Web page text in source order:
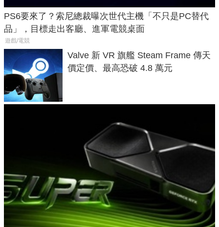
PS6要來了？索尼總裁曝次世代主機「不只是PC替代
品」，目標走出客廳、進軍電競桌面
遊戲/電競
Valve 新 VR 旗艦 Steam Frame 傳天
價定價、最高恐破 4.8 萬元